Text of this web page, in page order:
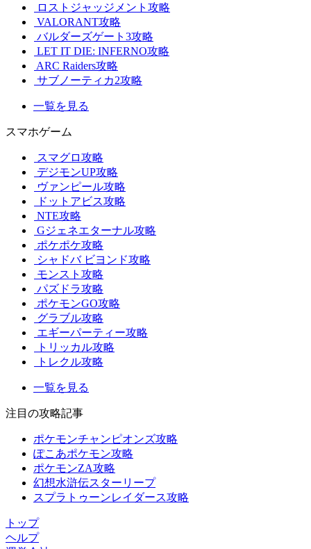
ロストジャッジメント攻略
VALORANT攻略
バルダーズゲート3攻略
LET IT DIE: INFERNO攻略
ARC Raiders攻略
サブノーティカ2攻略
一覧を見る
スマホゲーム
スマグロ攻略
デジモンUP攻略
ヴァンピール攻略
ドットアビス攻略
NTE攻略
Gジェネエターナル攻略
ポケポケ攻略
シャドバ ビヨンド攻略
モンスト攻略
パズドラ攻略
ポケモンGO攻略
グラブル攻略
エギーパーティー攻略
トリッカル攻略
トレクル攻略
一覧を見る
注目の攻略記事
ポケモンチャンピオンズ攻略
ぽこあポケモン攻略
ポケモンZA攻略
幻想水滸伝スターリープ
スプラトゥーンレイダース攻略
トップ
ヘルプ